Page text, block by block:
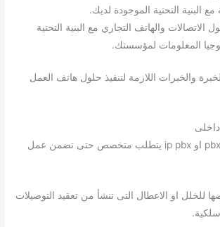
مع البنية التحتية الموجودة لديك.
الاتصالات والهاتف التجاري مع البنية التحتية
المعلومات لمؤسستك.
والخبرات اللازمة لتنفيذ حلول هاتف العمل
pbx او ip pbx يتطلب متخصص حتى تضمن عمل
للخلل او الاعطال التى تنشأ من تعقيد التوصيلات